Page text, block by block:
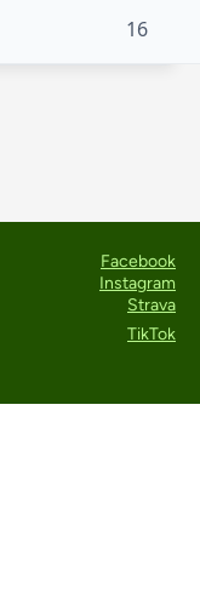
16
Facebook
Instagram
Strava
TikTok